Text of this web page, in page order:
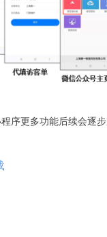
更多功能后续会逐步